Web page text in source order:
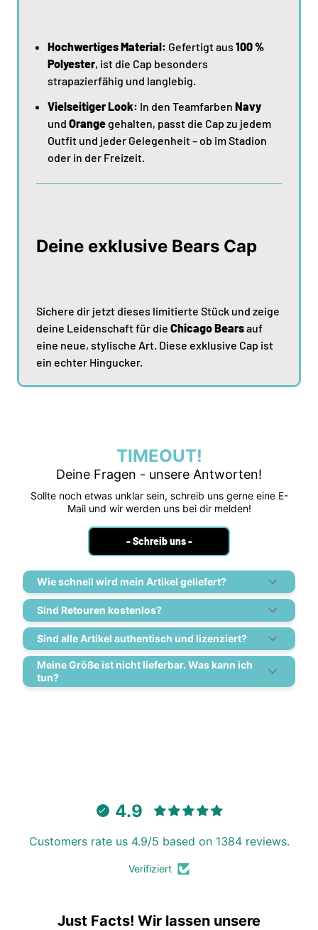
Hochwertiges Material: Gefertigt aus 100 %
Polyester, ist die Cap besonders
strapazierfähig und langlebig.
Vielseitiger Look: In den Teamfarben Navy
und Orangegehalten, passt die Cap zu jedem
Outfit und jeder Gelegenheit – ob im Stadion
oder in der Freizeit.
Deine exklusive Bears Cap
Sichere dir jetzt dieses limitierte Stück und zeige
deine Leidenschaft für die Chicago Bearsauf
eine neue, stylische Art. Diese exklusive Cap ist
ein echter Hingucker.
TIMEOUT!
Deine Fragen - unsere Antworten!
Sollte noch etwas unklar sein, schreib uns gerne eine E-
Mail und wir werden uns bei dir melden!
- Schreib uns -
Wie schnell wird mein Artikel geliefert?
Sind Retouren kostenlos?
Sind alle Artikel authentisch und lizenziert?
Meine Größe ist nicht lieferbar. Was kann ich
tun?
4.9
Customers rate us 4.9/5 based on 1384 reviews.
Verifiziert
Just Facts! Wir lassen unsere